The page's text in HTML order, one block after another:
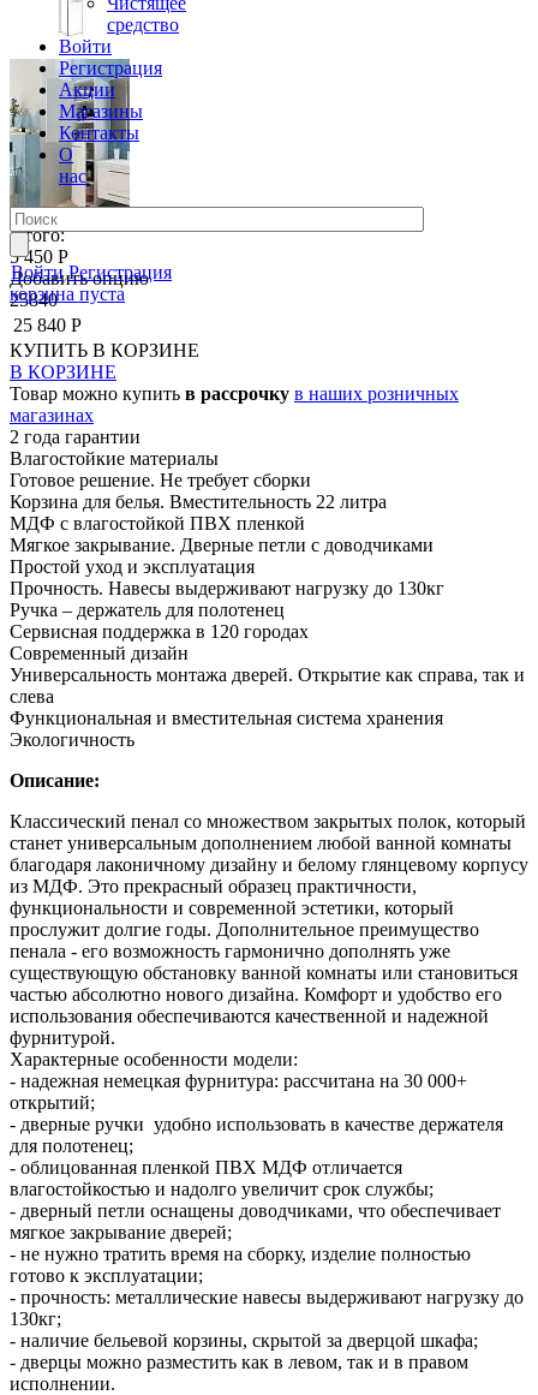
средство
Войти
Регистрация
Акции
Магазины
Контакты
О
нас
Войти Регистрация
корзина пуста
Итого:
5 450 Р
Добавить опцию
25840
25 840 Р
КУПИТЬ В КОРЗИНЕ
В КОРЗИНЕ
Товар можно купить в рассрочку в наших розничных
магазинах
2 года гарантии
Влагостойкие материалы
Готовое решение. Не требует сборки
Корзина для белья. Вместительность 22 литра
МДФ с влагостойкой ПВХ пленкой
Мягкое закрывание. Дверные петли с доводчиками
Простой уход и эксплуатация
Прочность. Навесы выдерживают нагрузку до 130кг
Ручка – держатель для полотенец
Сервисная поддержка в 120 городах
Современный дизайн
Универсальность монтажа дверей. Открытие как справа, так и
слева
Функциональная и вместительная система хранения
Экологичность
Описание:
Классический пенал со множеством закрытых полок, который
станет универсальным дополнением любой ванной комнаты
благодаря лаконичному дизайну и белому глянцевому корпусу
из МДФ. Это прекрасный образец практичности,
функциональности и современной эстетики, который
прослужит долгие годы. Дополнительное преимущество
пенала - его возможность гармонично дополнять уже
существующую обстановку ванной комнаты или становиться
частью абсолютно нового дизайна. Комфорт и удобство его
использования обеспечиваются качественной и надежной
фурнитурой.
Характерные особенности модели:
- надежная немецкая фурнитура: рассчитана на 30 000+
открытий;
- дверные ручки удобно использовать в качестве держателя
для полотенец;
- облицованная пленкой ПВХ МДФ отличается
влагостойкостью и надолго увеличит срок службы;
- дверный петли оснащены доводчиками, что обеспечивает
мягкое закрывание дверей;
- не нужно тратить время на сборку, изделие полностью
готово к эксплуатации;
- прочность: металлические навесы выдерживают нагрузку до
130кг;
- наличие бельевой корзины, скрытой за дверцой шкафа;
- дверцы можно разместить как в левом, так и в правом
исполнении.